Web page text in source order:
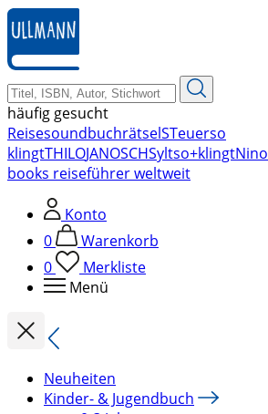
zum
Hauptinhalt
springen
häufig gesucht
ReisesoundbuchrätselSTeuerso
klingtTHILOJANOSCHSyltso+klingtNino
books reiseführer weltweit
Konto
0
Warenkorb
0
Merkliste
Menü
Neuheiten
Kinder- & Jugendbuch